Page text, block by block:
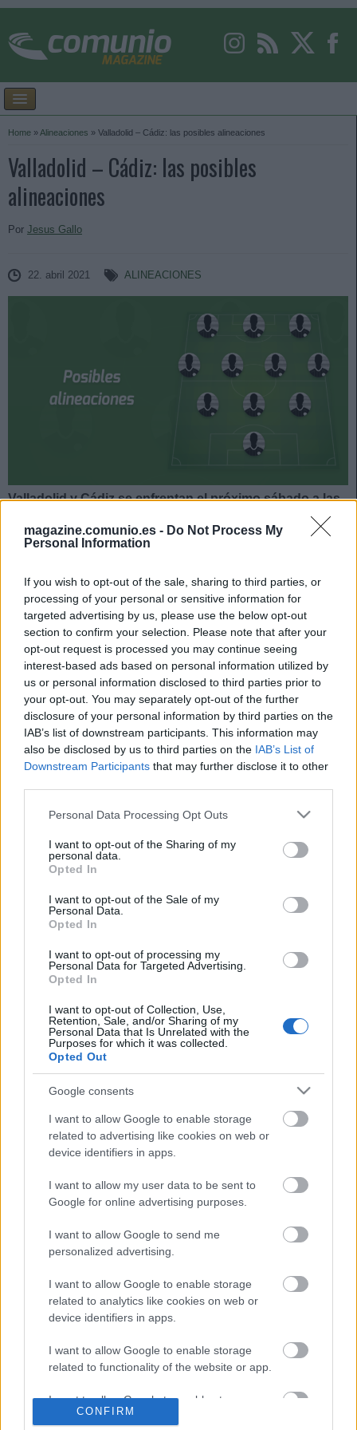
magazine.comunio.es - Do Not Process My
Personal Information
If you wish to opt-out of the sale, sharing to third parties, or
processing of your personal or sensitive information for
targeted advertising by us, please use the below opt-out
section to confirm your selection. Please note that after your
opt-out request is processed you may continue seeing
interest-based ads based on personal information utilized by
us or personal information disclosed to third parties prior to
your opt-out. You may separately opt-out of the further
disclosure of your personal information by third parties on the
IAB’s list of downstream participants. This information may
also be disclosed by us to third parties on the IAB’s List of
Downstream Participants that may further disclose it to other
Please note that this website/app uses one or more Google
not limited to your visit or usage behaviour. You may click to
grant or deny consent to Google and its third-party tags to
use your data for below specified purposes in below Google
consent section.
Personal Data Processing Opt Outs
I want to opt-out of the Sharing of my
personal data.
Opted In
I want to opt-out of the Sale of my
Personal Data.
Opted In
I want to opt-out of processing my
Personal Data for Targeted Advertising.
Opted In
I want to opt-out of Collection, Use,
Retention, Sale, and/or Sharing of my
Personal Data that Is Unrelated with the
Purposes for which it was collected.
Opted Out
Google consents
I want to allow Google to enable storage
related to advertising like cookies on web or
device identifiers in apps.
I want to allow my user data to be sent to
Google for online advertising purposes.
I want to allow Google to send me
personalized advertising.
I want to allow Google to enable storage
related to analytics like cookies on web or
device identifiers in apps.
I want to allow Google to enable storage
related to functionality of the website or app.
I want to allow Google to enable storage
related to personalization.
CONFIRM
Home »Alineaciones » Valladolid – Cádiz: las posibles alineaciones
Valladolid – Cádiz: las posibles
alineaciones
Por Jesus Gallo
22. abril 2021 ALINEACIONES
Valladolid y Cádiz se enfrentan el próximo sábado a las
16:15 horas. ¿Quién jugará en los locales? ¿Con qué
alineación saldrán los de Cervera? A continuación, las
Valladolid
Posible alineación: Masip – Janko (Luis Pérez), Bruno
González, Joaquín (El Yamiq), Olaza – Orellana (Jota),
Roque Mesa (Michel), Rubén Alcaraz, Óscar Plano –
Marcos André (Guardiola), Kodro.
Estos jugadores son baja : Raúl García, Javi Sánchez.
Estos jugadores son duda:
Posibles cambios en la alineación: Sergio podría hacer
alguna rotación en este partido tras el desgaste ante el
Elche. Marcos André puede ser titular en la delantera.
puesto a El Yamiq, quien está entrenando con el grupo y
podría estar apto para el partido. Weissman está también
Ganadores del miércoles: Javi Martínez, Jota y cía. ¡A
Muchos jugadores destacaron en
jornada 31, algunos de ellos muy
baratos como Javi Martínez. ¡A
comprar!
Posible alineación: Ledesma – Iza Carcelén (Akapo),
Mari), Jairo – Negredo, Choco Lozano.
Quezada, Jonsson (sancionado), Salvi (sancionado).
Posibles cambios en la alineación: Cervera tiene las
bajas por sanción de Jonsson y Salvi para el partido. Al
danés podría sustituirle Fali en la medular, mientras que el
puesto de Salvi lo ocupará Iván Alejo. José Mari podría
advertido que hará rotaciones y jugadores como Akapo
tienen opciones de ser titulares.